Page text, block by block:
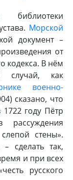
библиотеки
Морской
документ –
от
кодекса. В нём
случай, как
военно-
сказано, что
1722 году Пётр
рассуждения
стены».
сделать так,
и при всех
русского